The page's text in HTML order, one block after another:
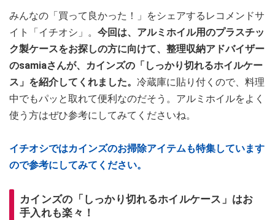
みんなの「買って良かった！」をシェアするレコメンドサ
イト「イチオシ」。 今回は、アルミホイル用のプラスチッ
ク製ケースをお探しの方に向けて、整理収納アドバイザー
のsamiaさんが、カインズの「しっかり切れるホイルケー
ス」を紹介してくれました。 冷蔵庫に貼り付くので、料理
中でもパッと取れて便利なのだそう。アルミホイルをよく
使う方はぜひ参考にしてみてくださいね。
イチオシではカインズのお掃除アイテムも特集しています
ので参考にしてみてください。
カインズの「しっかり切れるホイルケース」はお
手入れも楽々！